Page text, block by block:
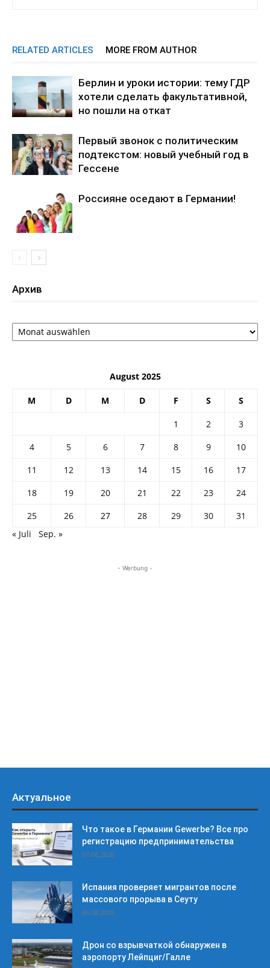
RELATED ARTICLES MORE FROM AUTHOR
Берлин и уроки истории: тему ГДР
хотели сделать факультативной,
но пошли на откат
Первый звонок с политическим
подтекстом: новый учебный год в
Гессене
Россияне оседают в Германии!
Архив
Архив
August 2025
M D M D F S S
1 2
3
4
5 6 7 8 9
10
11
12 13 14 15 16
17
18
19 20 21 22 23
24
25
26 27 28 29 30
31
« Juli
Sep. »
- Werbung -
Актуальное
Что такое в Германии Gewerbe? Все про
регистрацию предпринимательства
07.08.2026
Испания проверяет мигрантов после
массового прорыва в Сеуту
06.08.2026
Дрон со взрывчаткой обнаружен в
аэропорту Лейпциг/Галле